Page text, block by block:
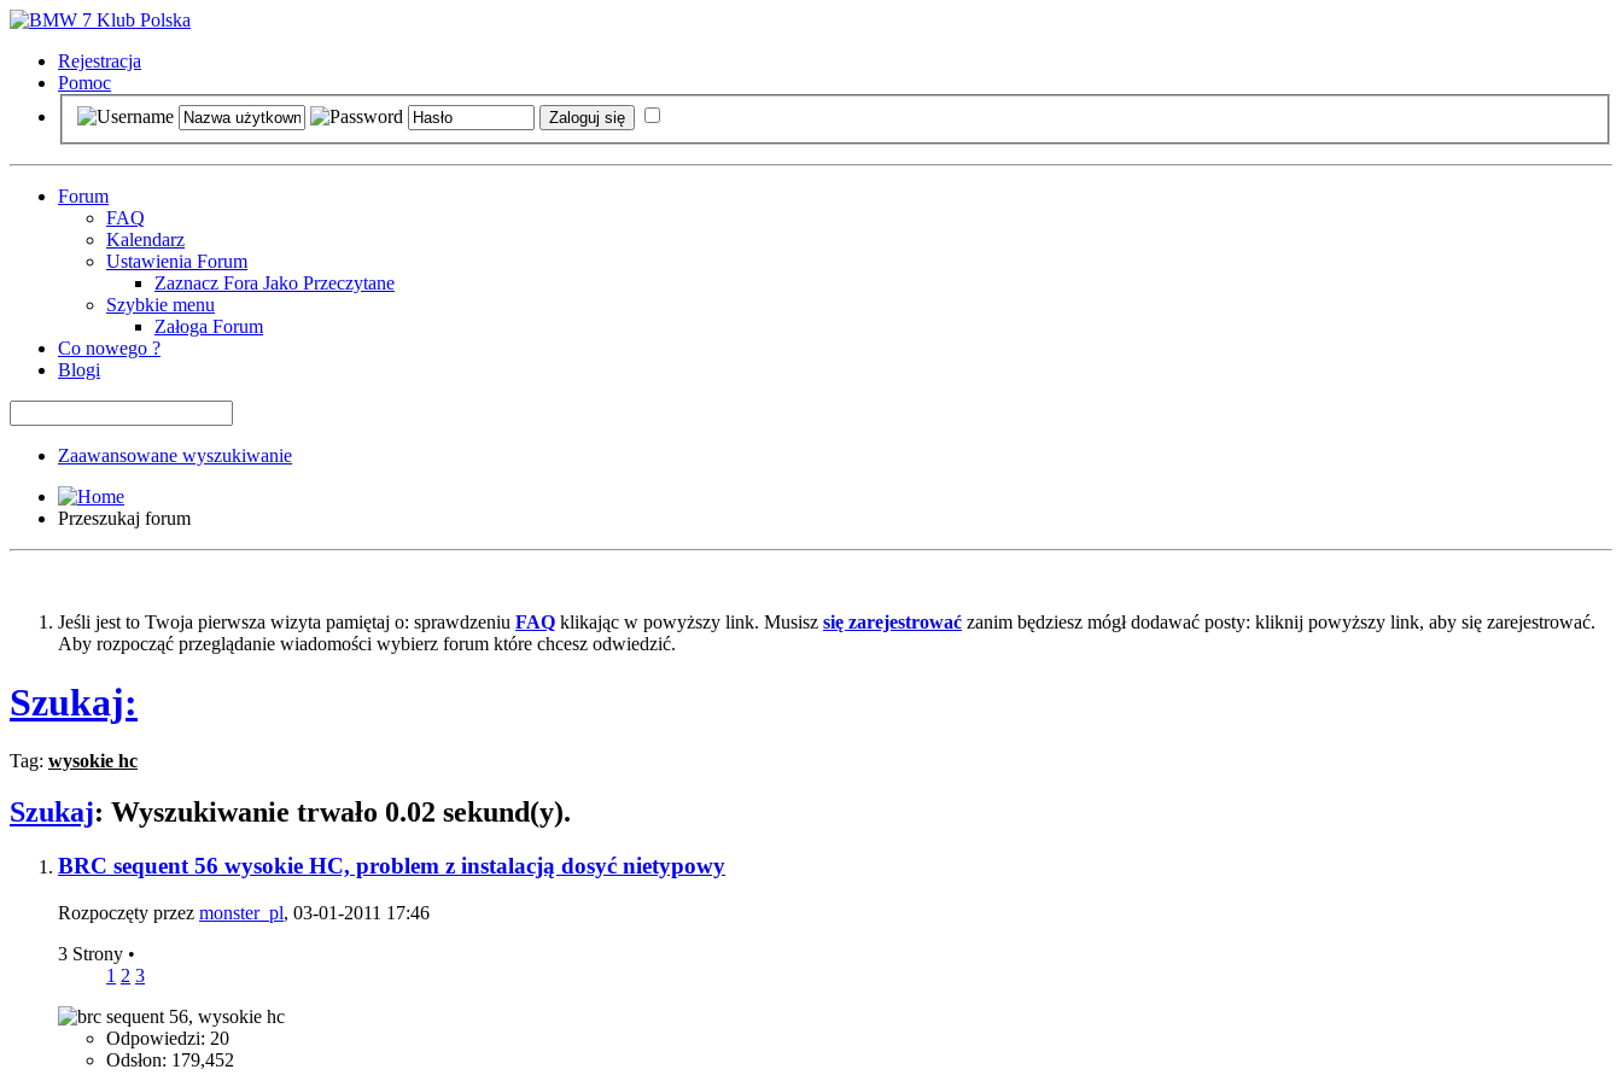
Rejestracja
Pomoc
Forum
FAQ
Kalendarz
Ustawienia Forum
Zaznacz Fora Jako Przeczytane
Szybkie menu
Załoga Forum
Co nowego ?
Blogi
Zaawansowane wyszukiwanie
Przeszukaj forum
Jeśli jest to Twoja pierwsza wizyta pamiętaj o: sprawdzeniu FAQ klikając w powyższy link. Musisz się zarejestrować zanim będziesz mógł dodawać posty: kliknij powyższy link, aby się zarejestrować.
Aby rozpocząć przeglądanie wiadomości wybierz forum które chcesz odwiedzić.
Szukaj:
Tag: wysokie hc
Szukaj: Wyszukiwanie trwało 0.02 sekund(y).
BRC sequent 56 wysokie HC, problem z instalacją dosyć nietypowy
Rozpoczęty przez monster_pl, 03-01-2011 17:46
3 Strony •
1 2 3
Odpowiedzi: 20
Odsłon: 179,452